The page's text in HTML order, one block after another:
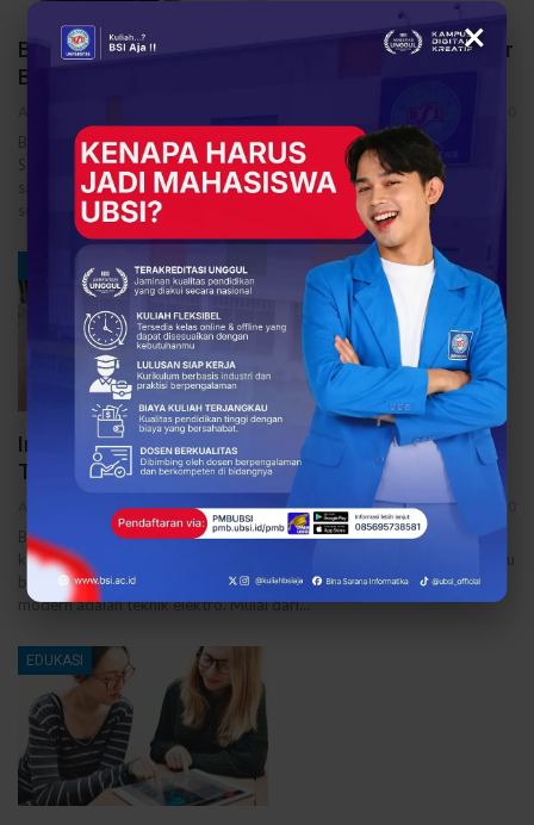
Bukan Cuma Pengacara! Ini Jurusan yang Mengatur
Bisnis, Startup, dan Kontrak Miliaran
BSINews-Di era digital saat ini, dunia bisnis berkembang sangat cepat.
Startup bermunculan, transaksi digital semakin kompleks, dan kerja
sama bisnis bernilai miliaran rupiah terjadi setiap hari. Namun di balik
semua aktivitas tersebut, ada…
Ingin Jadi Inovator Teknologi? Program Studi
Teknik Elektro UBSI Pilihan Tepat
Mar 12, 2026 0
BSINews- Di tengah perkembangan teknologi yang semakin pesat,
kebutuhan akan tenaga ahli di bidang teknik terus meningkat. Salah satu
bidang yang memiliki peran penting dalam perkembangan teknologi
modern adalah teknik elektro. Mulai dari…
EDUKASI
×